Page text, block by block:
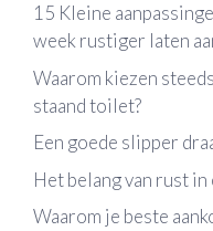
15 Kleine
week rustiger laten
Waarom kiezen
staand toilet?
Een goede slipper
Het belang van rust
Waarom je beste